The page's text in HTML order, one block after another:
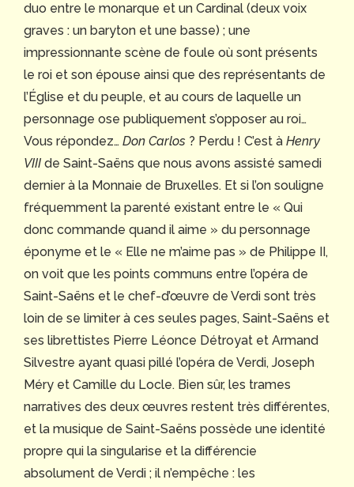
duo entre le monarque et un Cardinal (deux voix
graves : un baryton et une basse) ; une
impressionnante scène de foule où sont présents
le roi et son épouse ainsi que des représentants de
l’Église et du peuple, et au cours de laquelle un
personnage ose publiquement s’opposer au roi…
Vous répondez… Don Carlos ? Perdu ! C’est à Henry
VIII de Saint-Saëns que nous avons assisté samedi
dernier à la Monnaie de Bruxelles. Et si l’on souligne
fréquemment la parenté existant entre le « Qui
donc commande quand il aime » du personnage
éponyme et le « Elle ne m’aime pas » de Philippe II,
on voit que les points communs entre l’opéra de
Saint-Saëns et le chef-d’œuvre de Verdi sont très
loin de se limiter à ces seules pages, Saint-Saëns et
ses librettistes Pierre Léonce Détroyat et Armand
Silvestre ayant quasi pillé l’opéra de Verdi, Joseph
Méry et Camille du Locle. Bien sûr, les trames
narratives des deux œuvres restent très différentes,
et la musique de Saint-Saëns possède une identité
propre qui la singularise et la différencie
absolument de Verdi ; il n’empêche : les